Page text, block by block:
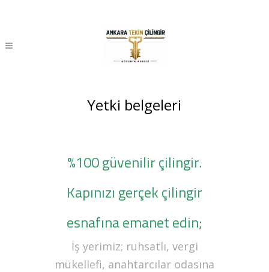
Yetki belgeleri
%100 güvenilir çilingir.
Kapınızı gerçek çilingir
esnafına emanet edin;
İş yerimiz; ruhsatlı, vergi
mükellefi, anahtarcılar odasına